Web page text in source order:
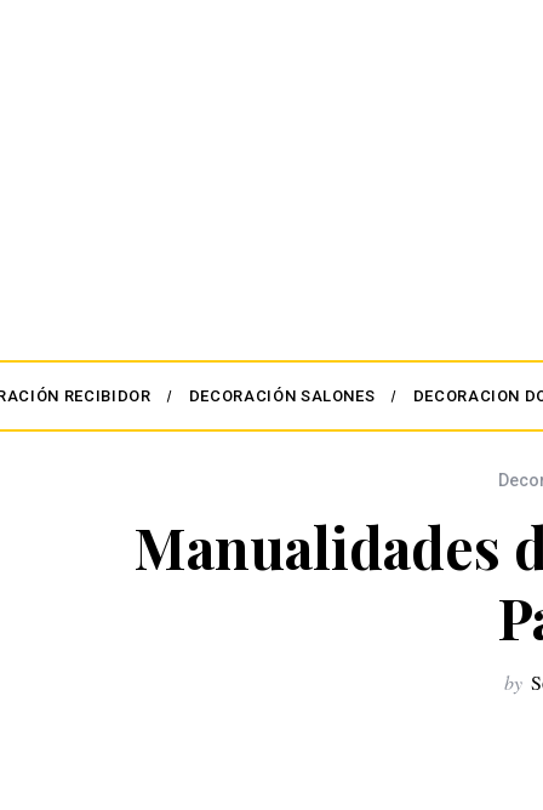
RECIBIDOR DECORACIÓN SALONES DECORACION
Manualidades
by